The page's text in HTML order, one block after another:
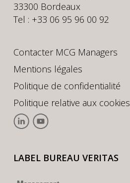
33300 Bordeaux
Tel : +33 06 95 96 00 92
Contacter MCG Managers
Mentions légales
Politique de confidentialité
Politique relative aux cookies
LABEL BUREAU VERITAS